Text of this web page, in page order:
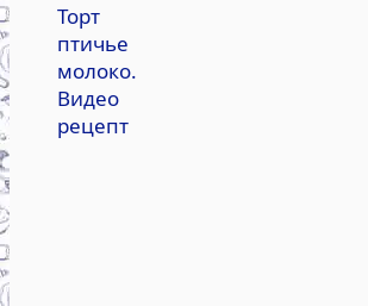
Торт
птичье
молоко.
Видео
рецепт